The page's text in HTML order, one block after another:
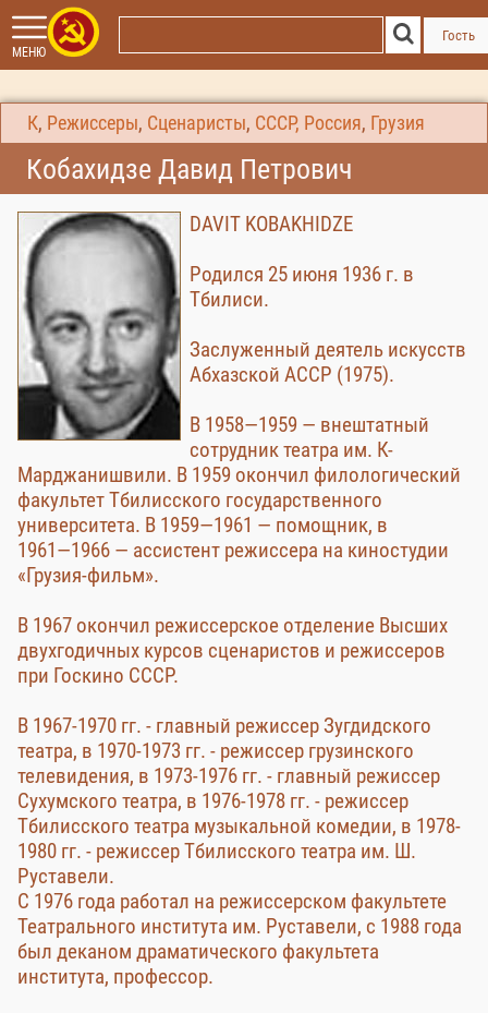
МЕНЮ
Гость
К, Режиссеры, Сценаристы, СССР, Россия, Грузия
Кобахидзе Давид Петрович
DAVIT KOBAKHIDZE
Родился 25 июня 1936 г. в
Тбилиси.
Заслуженный деятель искусств
Абхазской АССР (1975).
В 1958—1959 — внештатный
сотрудник театра им. К-
Марджанишвили. В 1959 окончил филологический
факультет Тбилисского государственного
университета. В 1959—1961 — помощник, в
1961—1966 — ассистент режиссера на киностудии
«Грузия-фильм».
В 1967 окончил режиссерское отделение Высших
двухгодичных курсов сценаристов и режиссеров
при Госкино СССР.
В 1967-1970 гг. - главный режиссер Зугдидского
театра, в 1970-1973 гг. - режиссер грузинского
телевидения, в 1973-1976 гг. - главный режиссер
Сухумского театра, в 1976-1978 гг. - режиссер
Тбилисского театра музыкальной комедии, в 1978-
1980 гг. - режиссер Тбилисского театра им. Ш.
Руставели.
С 1976 года работал на режиссерском факультете
Театрального института им. Руставели, с 1988 года
был деканом драматического факультета
института, профессор.